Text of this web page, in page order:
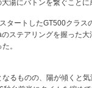
湯にバトンを繋ぐことに
ートしたGT500クラス
ステアリングを握った
。
るものの、陽が傾くと